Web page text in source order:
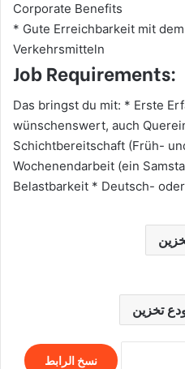
Corporate Benefits
* Gute Erreichbarkeit mit
Verkehrsmitteln
Job Requirements:
Das bringst du mit: * Erste
wünschenswert, auch
Schichtbereitschaft (Früh-
Wochenendarbeit (ein
Belastbarkeit * Deutsch-
تخزين
نسخ الرابط